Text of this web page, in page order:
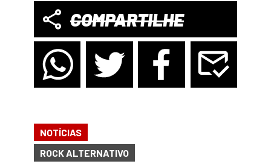
COMPARTILHE
NOTÍCIAS
ROCK ALTERNATIVO